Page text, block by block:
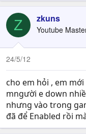
Z zkuns
Youtube
24/5/12
cho em hỏi , em
mngười e down
nhưng vào trong
đã để Enabled rồi